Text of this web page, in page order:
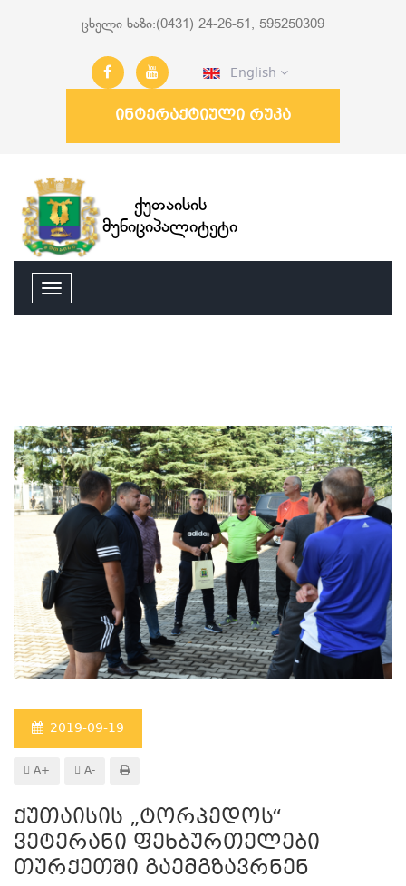
ცხელი ხაზი:(0431) 24-26-51, 595250309
English
ინტერაქტიული რუკა
ქუთაისის
მუნიციპალიტეტი
2019-09-19
A+ A-
ქუთაისის „ტორპედოს“
ვეტერანი ფეხბურთელები
თურქეთში გაემგზავრნენ